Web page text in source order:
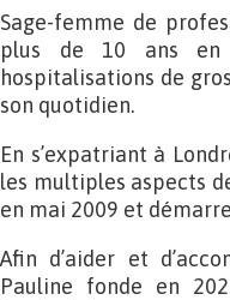
Sage-femme de
plus de 10 ans en
hospitalisations de
son quotidien.
En s’expatriant à
les multiples aspects
en mai 2009 et
Afin d’aider et
Pauline fonde en